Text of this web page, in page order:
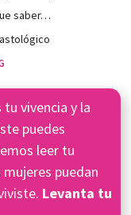
saber…
vivencia y la
puedes
leer tu
puedan
Levanta tu